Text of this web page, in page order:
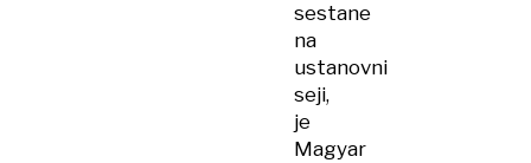
sestane
na
ustanovni
seji,
je
Magyar